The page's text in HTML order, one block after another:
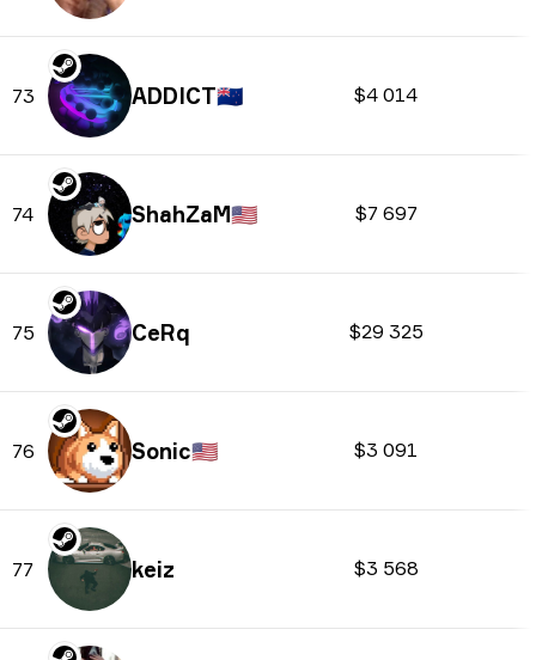
73 ADDICT🇳🇿 $4 014
74 ShahZaM🇺🇸 $7 697
75 CeRq $29 325
76 Sonic🇺🇸 $3 091
77 keiz $3 568